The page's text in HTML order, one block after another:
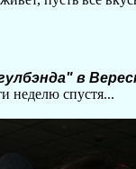
в
неделю спустя...